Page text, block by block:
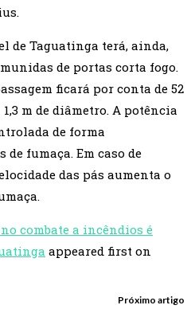
de Taguatinga terá, ainda,
de portas corta fogo.
ficará por conta de 52
m de diâmetro. A potência
de forma
fumaça. Em caso de
das pás aumenta o
combate a incêndios é
appeared first on
Próximo artigo